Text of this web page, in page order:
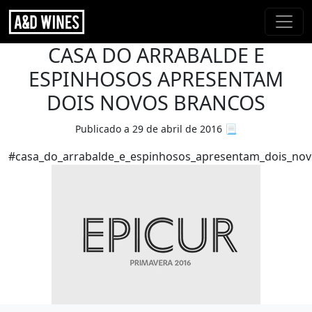
CASA DO ARRABALDE E
ESPINHOSOS APRESENTAM
DOIS NOVOS BRANCOS
Publicado a 29 de abril de 2016 📃